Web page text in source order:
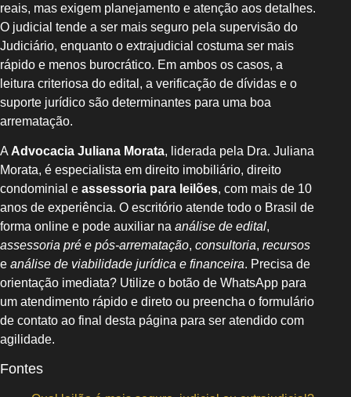
reais, mas exigem planejamento e atenção aos detalhes.
O judicial tende a ser mais seguro pela supervisão do
Judiciário, enquanto o extrajudicial costuma ser mais
rápido e menos burocrático. Em ambos os casos, a
leitura criteriosa do edital, a verificação de dívidas e o
suporte jurídico são determinantes para uma boa
arrematação.
A Advocacia Juliana Morata, liderada pela Dra. Juliana
Morata, é especialista em direito imobiliário, direito
condominial e assessoria para leilões, com mais de 10
anos de experiência. O escritório atende todo o Brasil de
forma online e pode auxiliar na análise de edital,
assessoria pré e pós-arrematação, consultoria, recursos
e análise de viabilidade jurídica e financeira. Precisa de
orientação imediata? Utilize o botão de WhatsApp para
um atendimento rápido e direto ou preencha o formulário
de contato ao final desta página para ser atendido com
agilidade.
Fontes